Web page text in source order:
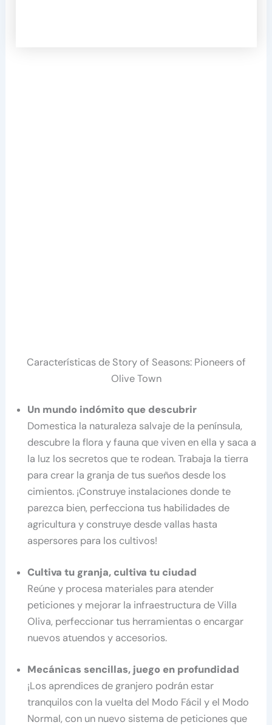
Características de Story of Seasons: Pioneers of
Olive Town
Un mundo indómito que descubrir
Domestica la naturaleza salvaje de la península,
descubre la flora y fauna que viven en ella y saca a
la luz los secretos que te rodean. Trabaja la tierra
para crear la granja de tus sueños desde los
cimientos. ¡Construye instalaciones donde te
parezca bien, perfecciona tus habilidades de
agricultura y construye desde vallas hasta
aspersores para los cultivos!
Cultiva tu granja, cultiva tu ciudad
Reúne y procesa materiales para atender
peticiones y mejorar la infraestructura de Villa
Oliva, perfeccionar tus herramientas o encargar
nuevos atuendos y accesorios.
Mecánicas sencillas, juego en profundidad
¡Los aprendices de granjero podrán estar
tranquilos con la vuelta del Modo Fácil y el Modo
Normal, con un nuevo sistema de peticiones que